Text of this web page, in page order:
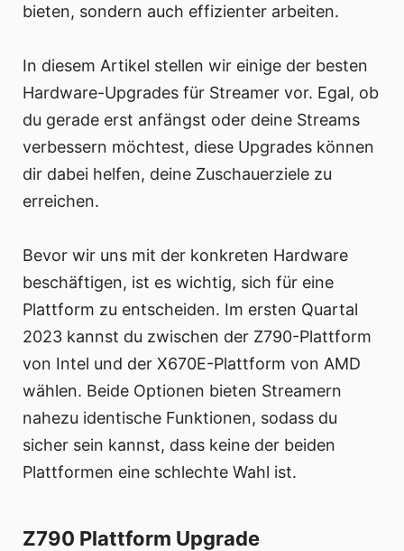
bieten, sondern auch effizienter arbeiten.
In diesem Artikel stellen wir einige der besten
Hardware-Upgrades für Streamer vor. Egal, ob
du gerade erst anfängst oder deine Streams
verbessern möchtest, diese Upgrades können
dir dabei helfen, deine Zuschauerziele zu
erreichen.
Bevor wir uns mit der konkreten Hardware
beschäftigen, ist es wichtig, sich für eine
Plattform zu entscheiden. Im ersten Quartal
2023 kannst du zwischen der Z790-Plattform
von Intel und der X670E-Plattform von AMD
wählen. Beide Optionen bieten Streamern
nahezu identische Funktionen, sodass du
sicher sein kannst, dass keine der beiden
Plattformen eine schlechte Wahl ist.
Z790 Plattform Upgrade